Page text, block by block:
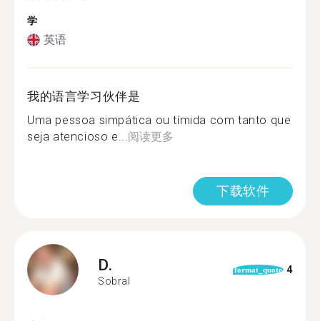
学
英语
我的语言学习伙伴是
Uma pessoa simpática ou tímida com tanto que
seja atencioso e...阅读更多
下载软件
D.
Sobral
format_quote 4